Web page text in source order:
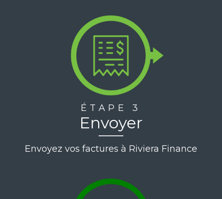
ÉTAPE 3
Envoyer
Envoyez vos factures à Riviera Finance